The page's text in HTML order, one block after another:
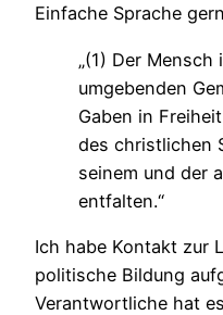
Einfache Sprache
„(1) Der
umgebenden
Gaben in
des christlichen
seinem und der
entfalten.“
Ich habe Kontakt zur
politische Bildung
Verantwortliche hat